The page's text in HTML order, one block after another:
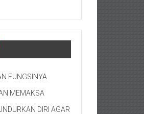
FUNGSINYA
MEMAKSA
DIRI AGAR